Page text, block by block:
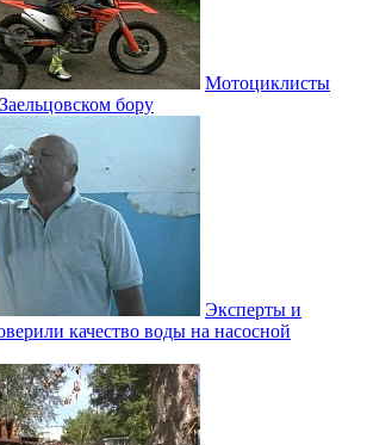
Мотоциклисты
бору
Эксперты и
качество воды на насосной